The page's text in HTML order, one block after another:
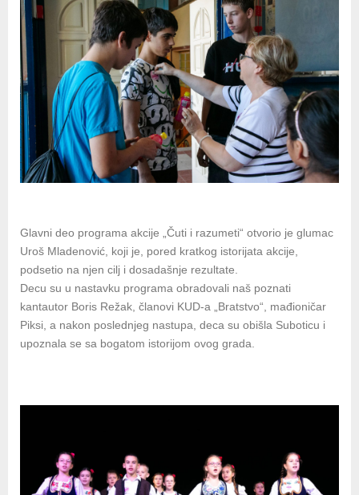
Glavni deo programa akcije „Čuti i razumeti“ otvorio je glumac
Uroš Mladenović, koji je, pored kratkog istorijata akcije,
podsetio na njen cilj i dosadašnje rezultate.
Decu su u nastavku programa obradovali naš poznati
kantautor Boris Režak, članovi KUD-a „Bratstvo“, mađioničar
Piksi, a nakon poslednjeg nastupa, deca su obišla Suboticu i
upoznala se sa bogatom istorijom ovog grada.